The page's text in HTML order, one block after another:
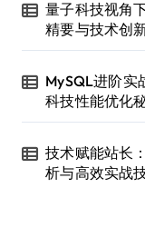
量子科技视角
精要与技术创
MySQL进阶实
科技性能优化
技术赋能站长
析与高效实战